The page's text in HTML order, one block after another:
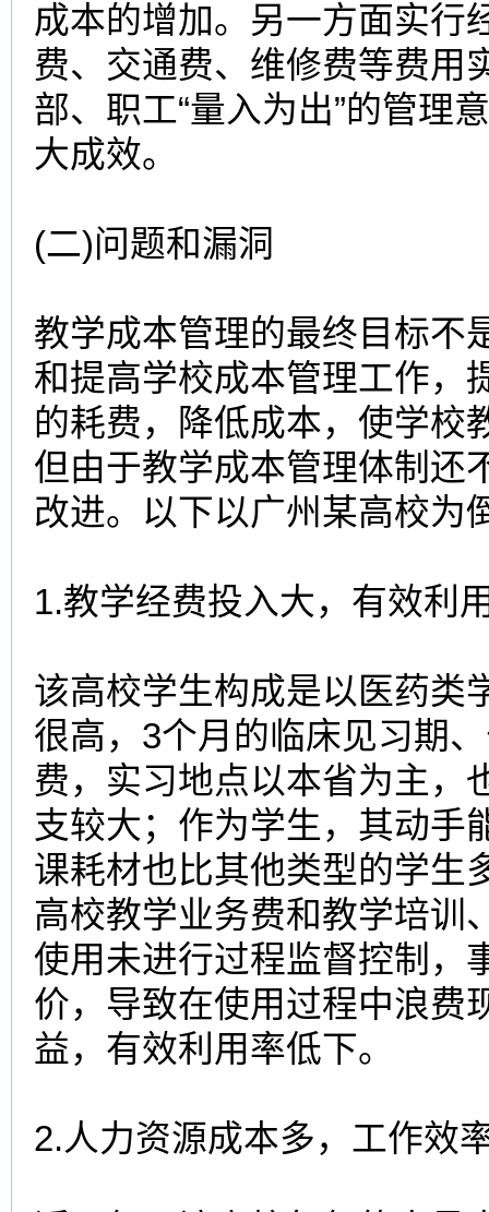
成本的增加。另一方面实行
费、交通费、维修费等费用
部、职工“量入为出”的管理
大成效。
(二)问题和漏洞
教学成本管理的最终目标不
和提高学校成本管理工作，
的耗费，降低成本，使学校
但由于教学成本管理体制还
改进。以下以广州某高校为
1.教学经费投入大，有效利
该高校学生构成是以医药类
很高，3个月的临床见习期
费，实习地点以本省为主，
支较大；作为学生，其动手
课耗材也比其他类型的学生
高校教学业务费和教学培训
使用未进行过程监督控制，
价，导致在使用过程中浪费
益，有效利用率低下。
2.人力资源成本多，工作效